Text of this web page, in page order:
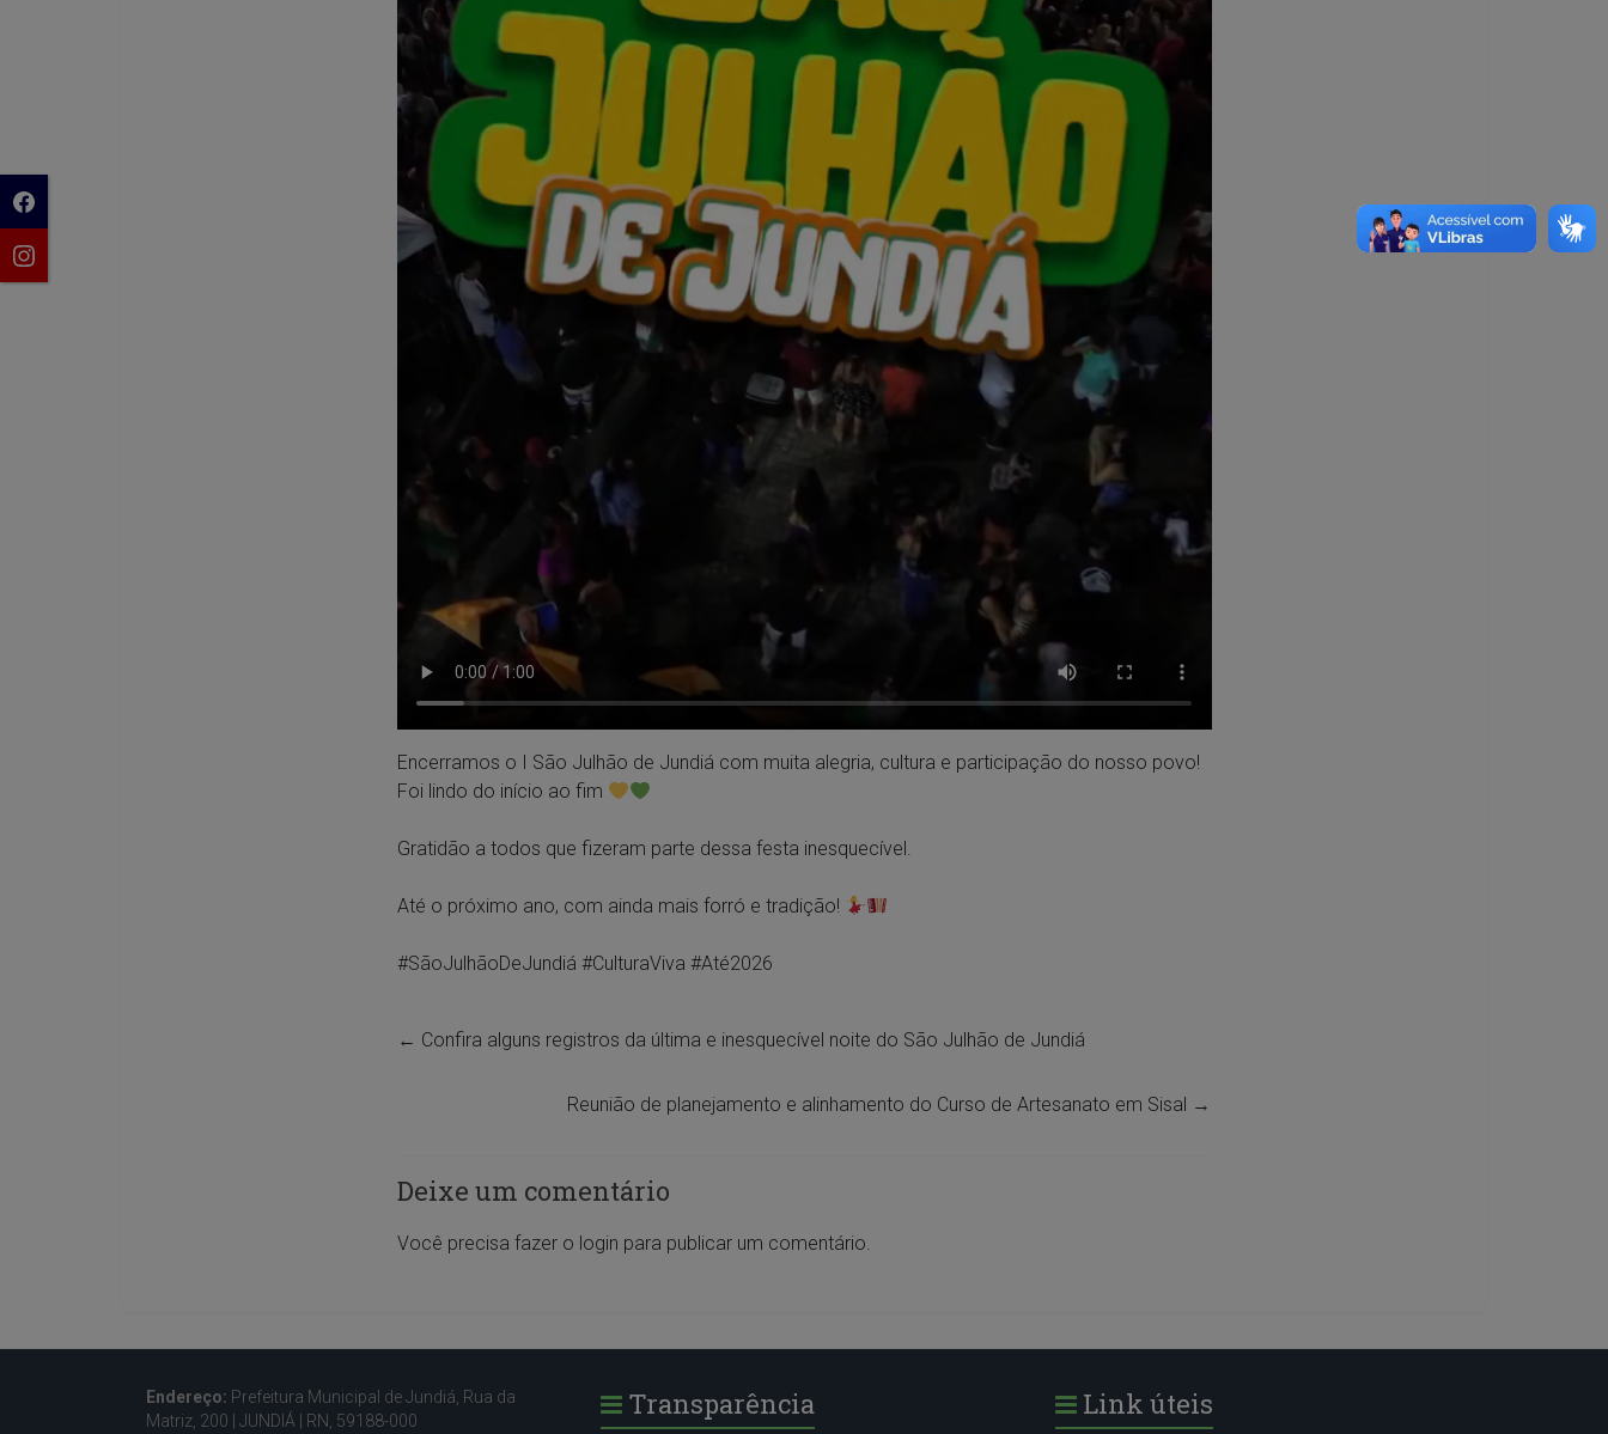
Encerramos o I São Julhão de Jundiá com muita alegria, cultura e participação do nosso povo!
Foi lindo do início ao fim
Gratidão a todos que fizeram parte dessa festa inesquecível.
Até o próximo ano, com ainda mais forró e tradição!
#SãoJulhãoDeJundiá #CulturaViva #Até2026
← Confira alguns registros da última e inesquecível noite do São Julhão de Jundiá
Reunião de planejamento e alinhamento do Curso de Artesanato em Sisal →
Deixe um comentário
Você precisa fazer o login para publicar um comentário.
Endereço: Prefeitura Municipal de Jundiá, Rua da
Matriz, 200 |
JUNDIÁ | RN, 59188-000 Transparência Link úteis